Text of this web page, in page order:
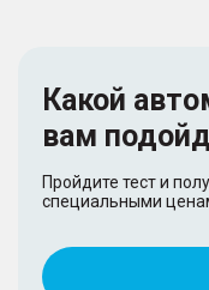
Какой
вам
Пройдите тест и
специальными